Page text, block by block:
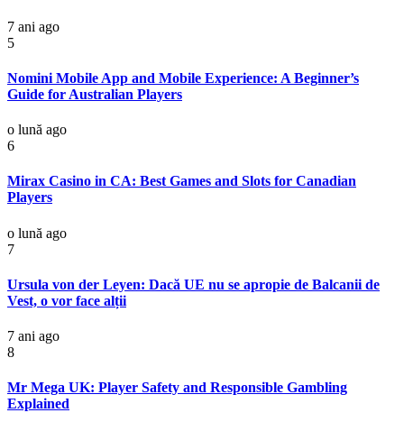
7 ani ago
5
Nomini Mobile App and Mobile Experience: A Beginner’s
Guide for Australian Players
o lună ago
6
Mirax Casino in CA: Best Games and Slots for Canadian
Players
o lună ago
7
Ursula von der Leyen: Dacă UE nu se apropie de Balcanii de
Vest, o vor face alții
7 ani ago
8
Mr Mega UK: Player Safety and Responsible Gambling
Explained